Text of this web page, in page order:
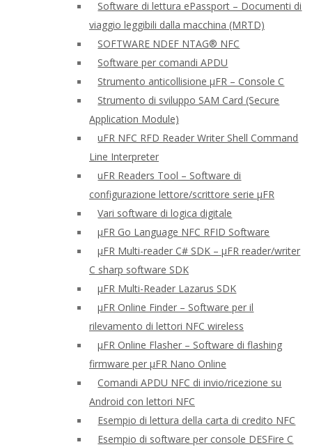
Software di lettura ePassport – Documenti di
viaggio leggibili dalla macchina (MRTD)
SOFTWARE NDEF NTAG® NFC
Software per comandi APDU
Strumento anticollisione μFR – Console C
Strumento di sviluppo SAM Card (Secure
Application Module)
uFR NFC RFD Reader Writer Shell Command
Line Interpreter
uFR Readers Tool – Software di
configurazione lettore/scrittore serie μFR
Vari software di logica digitale
μFR Go Language NFC RFID Software
μFR Multi-reader C# SDK – μFR reader/writer
C sharp software SDK
μFR Multi-Reader Lazarus SDK
μFR Online Finder – Software per il
rilevamento di lettori NFC wireless
μFR Online Flasher – Software di flashing
firmware per μFR Nano Online
Comandi APDU NFC di invio/ricezione su
Android con lettori NFC
Esempio di lettura della carta di credito NFC
Esempio di software per console DESFire C